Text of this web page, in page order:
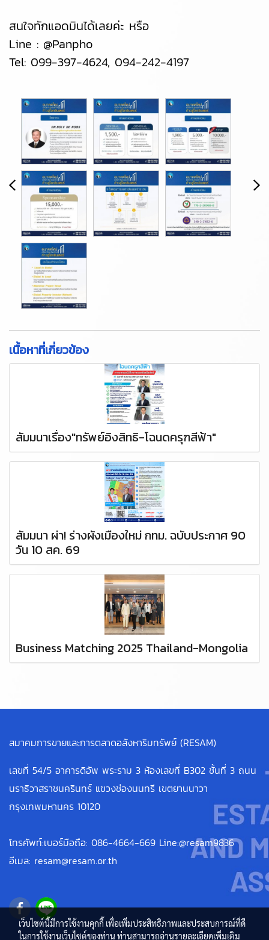
สนใจทักแอดมินได้เลยค่ะ หรือ
Line : @Panpho
Tel: 099-397-4624, 094-242-4197
เนื้อหาที่เกี่ยวข้อง
สัมมนาเรื่อง"ทรัพย์อิงสิทธิ-โฉนดครุฑสีฟ้า"
สัมมนา ผ่า! ร่างผังเมืองใหม่ กทม. ฉบับประกาศ 90
วัน 10 สค. 69
Business Matching 2025 Thailand-Mongolia
สมาคมการขายและการตลาดอสังหาริมทรัพย์ (RESAM)
เลขที่ 54/5 อาคารดิอัพ พระราม 3 ห้องเลขที่ B302 ชั้นที่ 3 ถนน
นราธิวาสราชนครินทร์ แขวงช่องนนทรี เขตยานนาวา
กรุงเทพมหานคร 10120
โทรศัพท์:เบอร์มือถือ: 086-4664-669 Line:@resam9836
อีเมล: resam@resam.or.th
เว็บไซต์นี้มีการใช้งานคุกกี้ เพื่อเพิ่มประสิทธิภาพและประสบการณ์ที่ดี
ในการใช้งานเว็บไซต์ของท่าน ท่านสามารถอ่านรายละเอียดเพิ่มเติม